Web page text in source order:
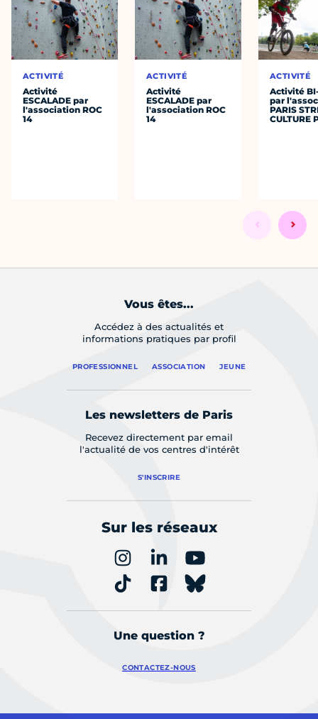
ACTIVITÉ
Activité
ESCALADE par
l'association ROC
14
ACTIVITÉ
Activité
ESCALADE par
l'association ROC
14
ACTIVITÉ
Activité
par
PARIS
CULTURE
Vous êtes...
Accédez à des actualités et
informations pratiques par profil
PROFESSIONNEL ASSOCIATION JEUNE
Les newsletters de Paris
Recevez directement par email
l'actualité de vos centres d'intérêt
S'INSCRIRE
Sur les réseaux
Une question ?
CONTACTEZ-NOUS